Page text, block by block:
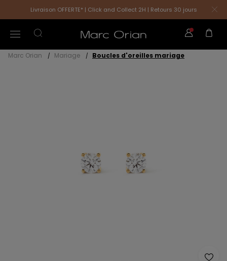
Livraison OFFERTE* | Click and Collect 2H | Retours 30 jours
Marc Orian Mariage Boucles d'oreilles mariage